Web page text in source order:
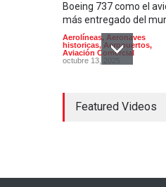
Boeing 737 como el
más entregado del
Aerolíneas, Aeronaves
historicas, Aeropuertos,
Aviación Comercial
octubre 13, 2025
sostenible X-66 de la
Featured Videos